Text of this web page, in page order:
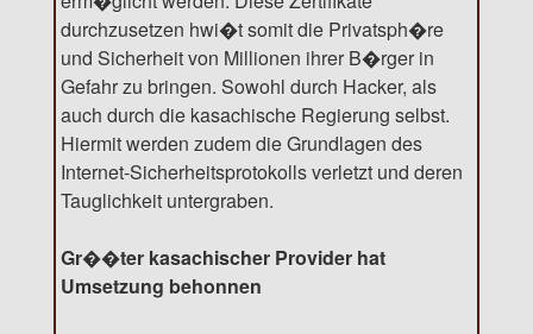
durchzusetzen hwi�t somit die Privatsph�re
und Sicherheit von Millionen ihrer B�rger in
Gefahr zu bringen. Sowohl durch Hacker, als
auch durch die kasachische Regierung selbst.
Hiermit werden zudem die Grundlagen des
Internet-Sicherheitsprotokolls verletzt und deren
Tauglichkeit untergraben.
Gr��ter kasachischer Provider hat
Umsetzung behonnen